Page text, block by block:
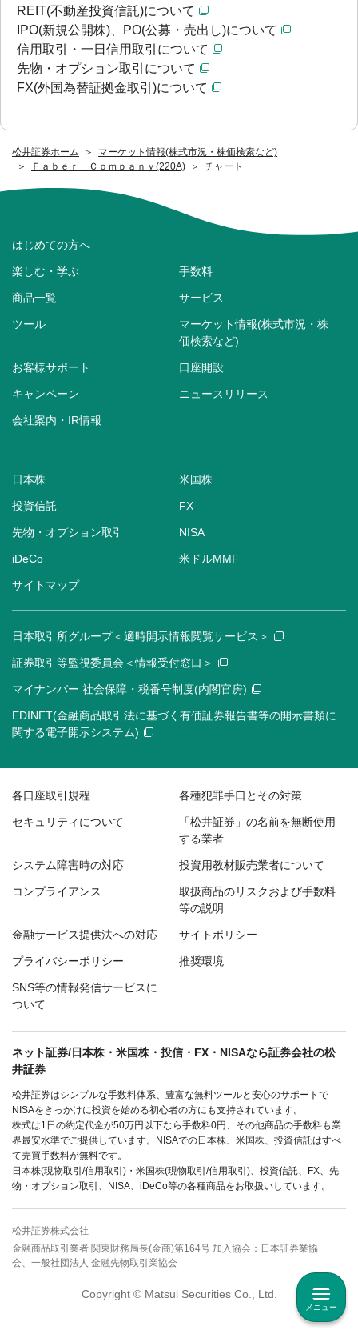
メニュー
松井証券ホーム
マーケット情報(株式市況・株価検索など)
Ｆａｂｅｒ Ｃｏｍｐａｎｙ(220A)
チャート
REIT(不動産投資信託)について
IPO(新規公開株)、PO(公募・売出し)について
信用取引・一日信用取引について
先物・オプション取引について
FX(外国為替証拠金取引)について
はじめての方へ
楽しむ・学ぶ 手数料
商品一覧 サービス
ツール
マーケット情報(株式市況・株
価検索など)
お客様サポート 口座開設
キャンペーン ニュースリリース
会社案内・IR情報
日本株 米国株
投資信託 FX
先物・オプション取引 NISA
iDeCo 米ドルMMF
サイトマップ
日本取引所グループ＜適時開示情報閲覧サービス＞
証券取引等監視委員会＜情報受付窓口＞
マイナンバー 社会保障・税番号制度(内閣官房)
EDINET(金融商品取引法に基づく有価証券報告書等の開示書類に
関する電子開示システム)
各口座取引規程 各種犯罪手口とその対策
セキュリティについて
「松井証券」の名前を無断使用
する業者
システム障害時の対応 投資用教材販売業者について
コンプライアンス
取扱商品のリスクおよび手数料
等の説明
金融サービス提供法への対応 サイトポリシー
プライバシーポリシー 推奨環境
SNS等の情報発信サービスに
ついて
ネット証券/日本株・米国株・投信・FX・NISAなら証券会社の松
井証券
松井証券はシンプルな手数料体系、豊富な無料ツールと安心のサポートで
NISAをきっかけに投資を始める初心者の方にも支持されています。
株式は1日の約定代金が50万円以下なら手数料0円、その他商品の手数料も業
界最安水準でご提供しています。NISAでの日本株、米国株、投資信託はすべ
て売買手数料が無料です。
日本株(現物取引/信用取引)・米国株(現物取引/信用取引)、投資信託、FX、先
物・オプション取引、NISA、iDeCo等の各種商品をお取扱いしています。
松井証券株式会社
金融商品取引業者 関東財務局長(金商)第164号 加入協会：日本証券業協
会、一般社団法人 金融先物取引業協会
Copyright © Matsui Securities Co., Ltd.